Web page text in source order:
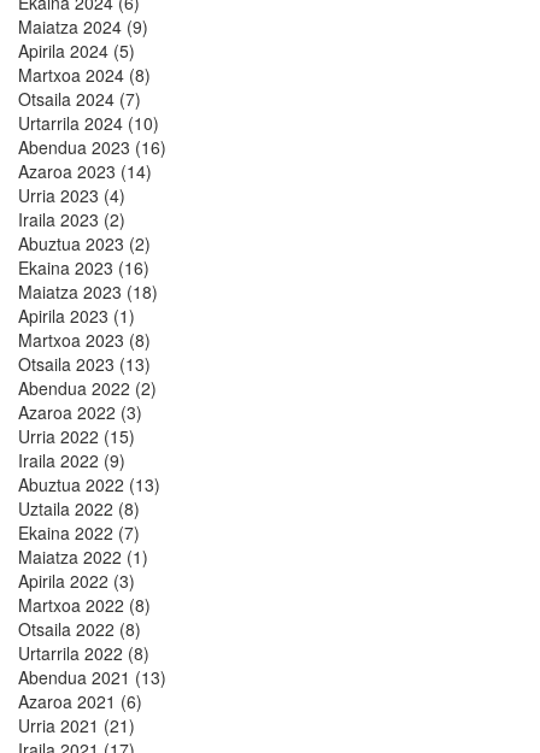
Maiatza 2024 (9)
Apirila 2024 (5)
Martxoa 2024 (8)
Otsaila 2024 (7)
Urtarrila 2024 (10)
Abendua 2023 (16)
Azaroa 2023 (14)
Urria 2023 (4)
Iraila 2023 (2)
Abuztua 2023 (2)
Ekaina 2023 (16)
Maiatza 2023 (18)
Apirila 2023 (1)
Martxoa 2023 (8)
Otsaila 2023 (13)
Abendua 2022 (2)
Azaroa 2022 (3)
Urria 2022 (15)
Iraila 2022 (9)
Abuztua 2022 (13)
Uztaila 2022 (8)
Ekaina 2022 (7)
Maiatza 2022 (1)
Apirila 2022 (3)
Martxoa 2022 (8)
Otsaila 2022 (8)
Urtarrila 2022 (8)
Abendua 2021 (13)
Azaroa 2021 (6)
Urria 2021 (21)